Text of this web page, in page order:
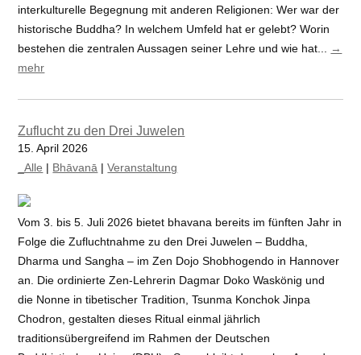
interkulturelle Begegnung mit anderen Religionen: Wer war der
historische Buddha? In welchem Umfeld hat er gelebt? Worin
bestehen die zentralen Aussagen seiner Lehre und wie hat... →
mehr
Zuflucht zu den Drei Juwelen
15. April 2026
_Alle | Bhāvanā |Veranstaltung
Vom 3. bis 5. Juli 2026 bietet bhavana bereits im fünften Jahr in
Folge die Zufluchtnahme zu den Drei Juwelen – Buddha,
Dharma und Sangha – im Zen Dojo Shobhogendo in Hannover
an. Die ordinierte Zen-Lehrerin Dagmar Doko Waskönig und
die Nonne in tibetischer Tradition, Tsunma Konchok Jinpa
Chodron, gestalten dieses Ritual einmal jährlich
traditionsübergreifend im Rahmen der Deutschen